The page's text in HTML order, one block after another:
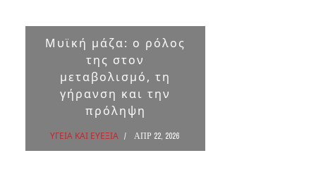
Μυϊκή μάζα: ο ρόλος
της στον
μεταβολισμό, τη
γήρανση και την
πρόληψη
ΥΓΕΙΑ ΚΑΙ ΕΥΕΞΙΑ ΑΠΡ 22, 2026